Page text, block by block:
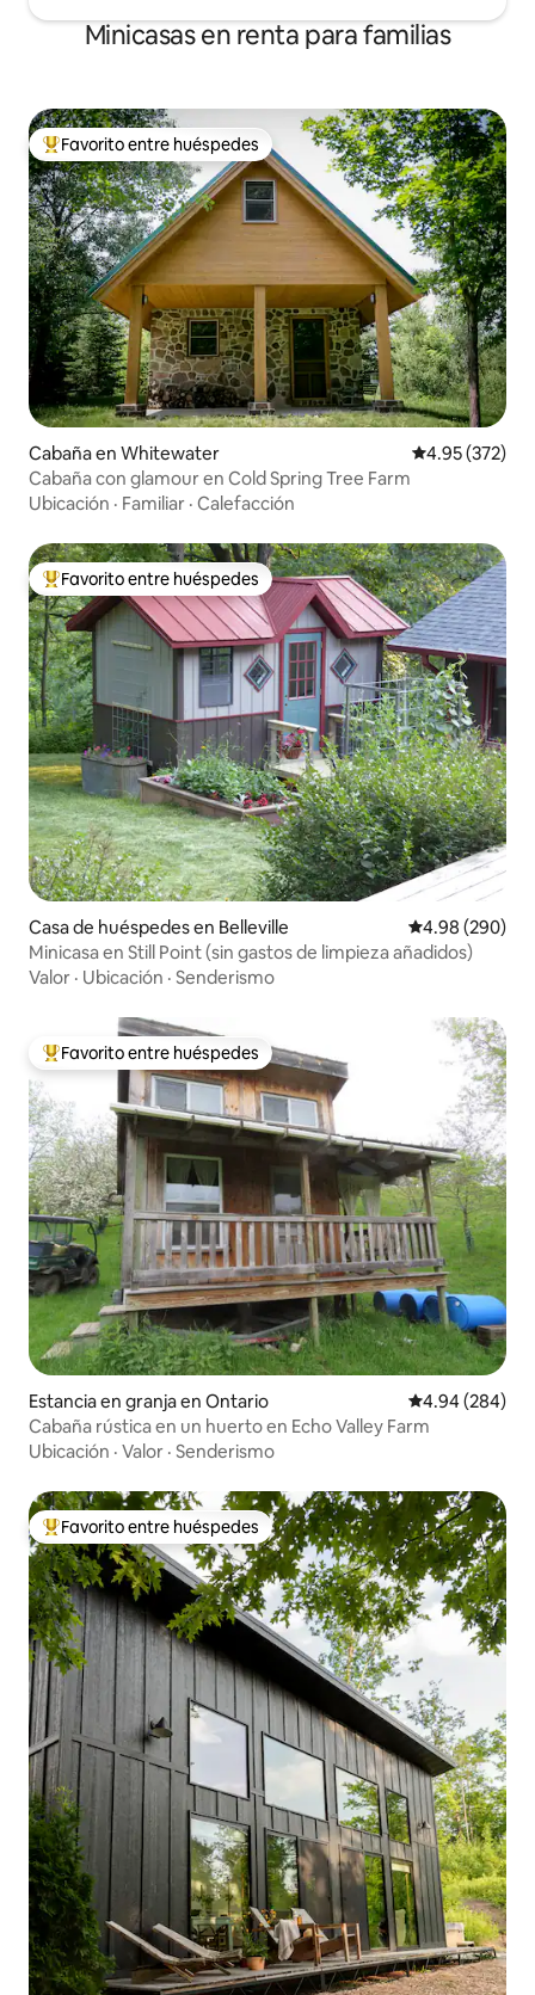
Minicasas en renta para familias
De los mejores en Favorito entre huéspedes
Favorito entre huéspedes
Cabaña en Whitewater Calificación
4.95 (372)
Cabaña con glamour en Cold Spring Tree Farm
Ubicación · Familiar · Calefacción
De los mejores en Favorito entre huéspedes
Favorito entre huéspedes
Casa de huéspedes en Belleville Calificación
4.98 (290)
Minicasa en Still Point (sin gastos de limpieza añadidos)
Valor · Ubicación · Senderismo
De los mejores en Favorito entre huéspedes
Favorito entre huéspedes
Estancia en granja en Ontario Calificación
4.94 (284)
Cabaña rústica en un huerto en Echo Valley Farm
Ubicación · Valor · Senderismo
De los mejores en Favorito entre huéspedes
Favorito entre huéspedes